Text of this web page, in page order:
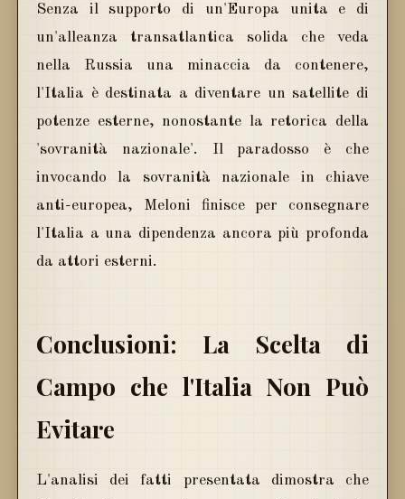
Senza il supporto di un'Europa unita e di
un'alleanza transatlantica solida che veda
nella Russia una minaccia da contenere,
l'Italia è destinata a diventare un satellite di
potenze esterne, nonostante la retorica della
'sovranità nazionale'. Il paradosso è che
invocando la sovranità nazionale in chiave
anti-europea, Meloni finisce per consegnare
l'Italia a una dipendenza ancora più profonda
da attori esterni.
Conclusioni: La Scelta di
Campo che l'Italia Non Può
Evitare
L'analisi dei fatti presentata dimostra che